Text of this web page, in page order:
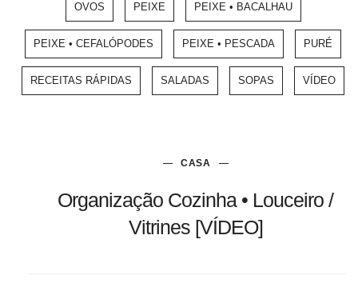
OVOS PEIXE PEIXE • BACALHAU
PEIXE • CEFALÓPODES PEIXE • PESCADA PURÉ
RECEITAS RÁPIDAS SALADAS SOPAS VÍDEO
CASA
Organização Cozinha • Louceiro /
Vitrines [VÍDEO]